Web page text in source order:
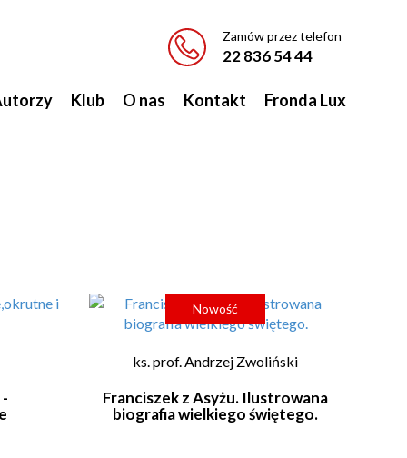
Zamów przez telefon
22 836 54 44
Klub O nas Kontakt Fronda Lux
Nowość
ks. prof. Andrzej Zwoliński
Franciszek z Asyżu. Ilustrowana
biografia wielkiego świętego.